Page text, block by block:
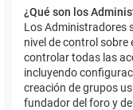
¿Qué son los
Los Administradores
nivel de control sobre
controlar todas las
incluyendo
creación de grupos
fundador del foro y